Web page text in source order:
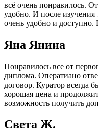
всё очень понравилось.
удобно. И после
очень удобно и
Яна Янина
Понравилось все от
диплома. Оператиано
договор. Куратор всегда
хорошая цена и
возможность получить
Света Ж.